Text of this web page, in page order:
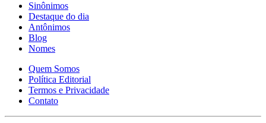
Sinônimos
Destaque do dia
Antônimos
Blog
Nomes
Quem Somos
Política Editorial
Termos e Privacidade
Contato